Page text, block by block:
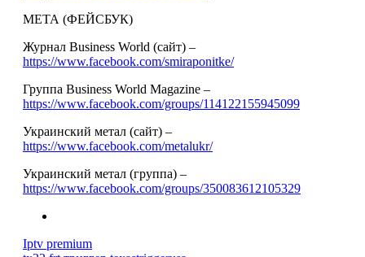
МЕТА (ФЕЙСБУК)
Журнал Business World (сайт) –
https://www.facebook.com/smiraponitke/
Группа Business World Magazine –
https://www.facebook.com/groups/114122155945099
Украинский метал (сайт) –
https://www.facebook.com/metalukr/
Украинский метал (группа) –
https://www.facebook.com/groups/350083612105329
Iptv premium